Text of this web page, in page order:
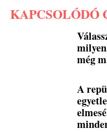
KAPCSOLÓDÓ
még
A